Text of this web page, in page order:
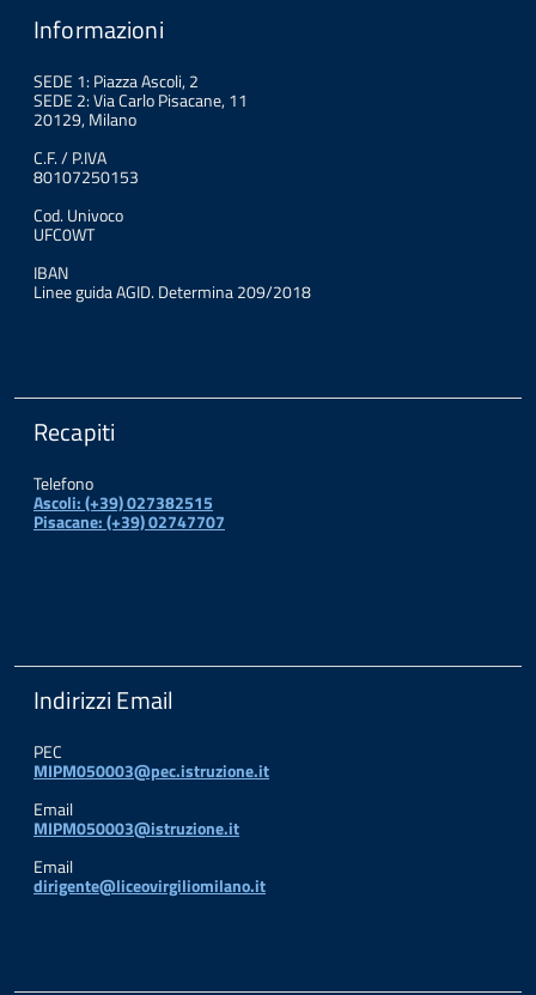
Informazioni
SEDE 1: Piazza Ascoli, 2
SEDE 2: Via Carlo Pisacane, 11
20129, Milano
C.F. / P.IVA
80107250153
Cod. Univoco
UFC0WT
IBAN
Linee guida AGID. Determina 209/2018
Recapiti
Telefono
Ascoli: (+39) 027382515
Pisacane: (+39) 02747707
Indirizzi Email
PEC
MIPM050003@pec.istruzione.it
Email
MIPM050003@istruzione.it
Email
dirigente@liceovirgiliomilano.it